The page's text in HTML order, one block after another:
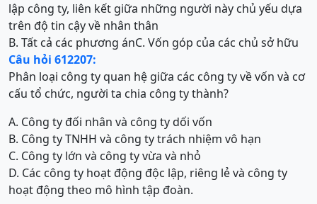
lập công ty, liên kết giữa những người này chủ yếu dựa
trên độ tin cậy về nhân thân
B. Tất cả các phương ánC. Vốn góp của các chủ sở hữu
Câu hỏi 612207:
Phân loại công ty quan hệ giữa các công ty về vốn và cơ
cấu tổ chức, người ta chia công ty thành?
A. Công ty đối nhân và công ty dối vốn
B. Công ty TNHH và công ty trách nhiệm vô hạn
C. Công ty lớn và công ty vừa và nhỏ
D. Các công ty hoạt động độc lập, riêng lẻ và công ty
hoạt động theo mô hình tập đoàn.